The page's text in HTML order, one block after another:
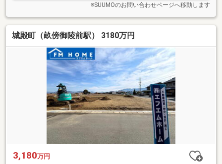
※SUUMOのお問い合わせページへ移動します
城殿町（畝傍御陵前駅） 3180万円
3,180万円